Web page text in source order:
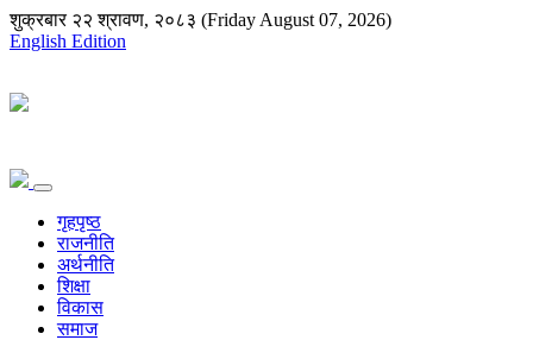
शुक्रबार २२ श्रावण, २०८३ (Friday August 07, 2026)
English Edition
गृहपृष्ठ
राजनीति
अर्थनीति
शिक्षा
विकास
समाज